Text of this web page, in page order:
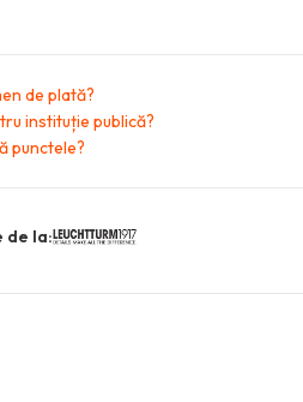
de plată?
instituție publică?
punctele?
de la: